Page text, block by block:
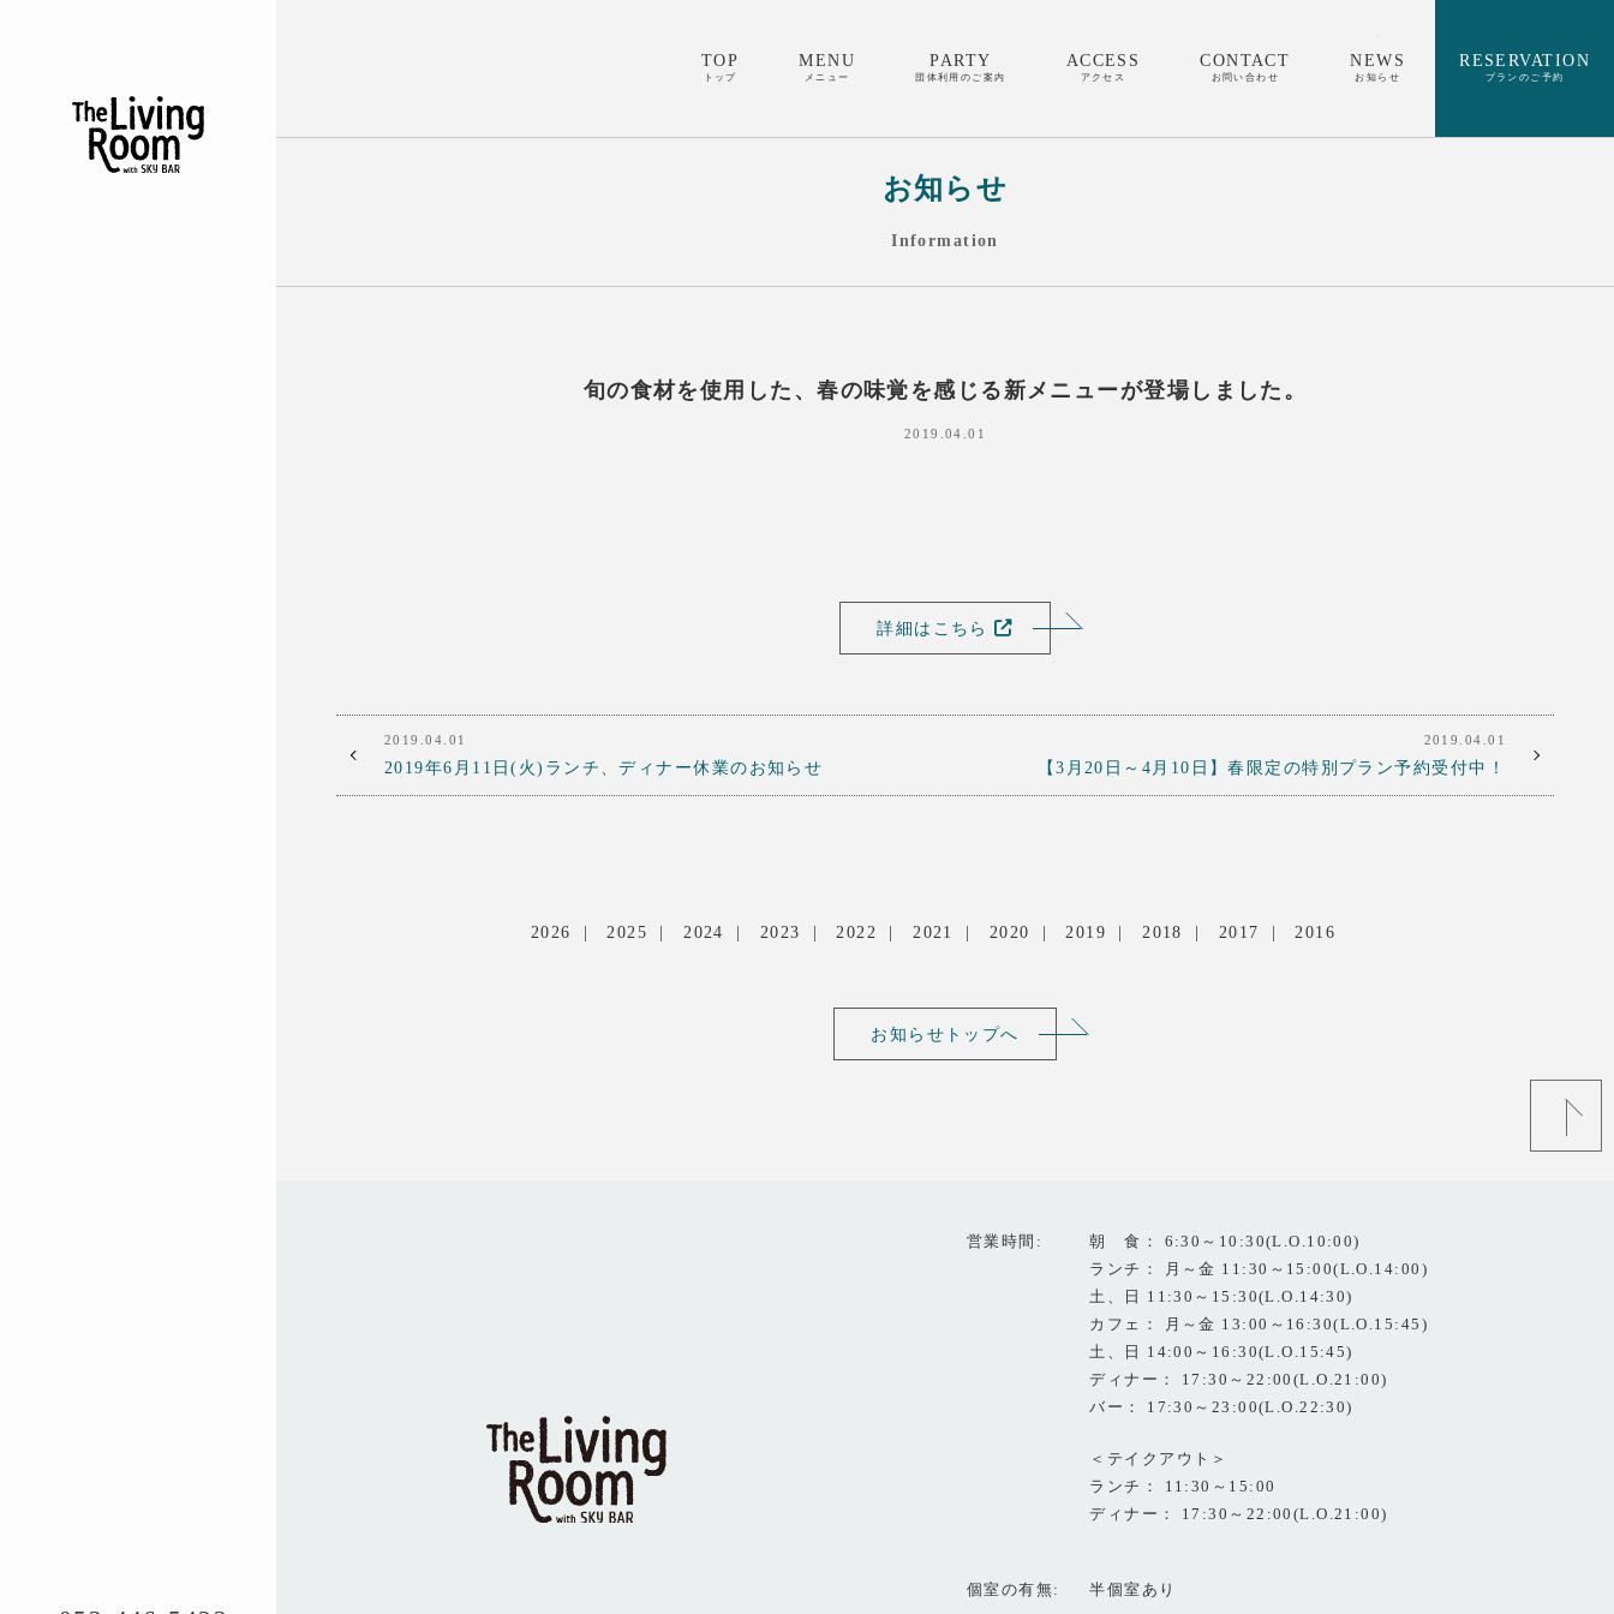
TOP
トップ
MENU
メニュー
PARTY
団体利用のご案内
ACCESS
アクセス
CONTACT
お問い合わせ
NEWS
お知らせ
RESERVATION
プランのご予約
お知らせ
Information
旬の食材を使用した、春の味覚を感じる新メニューが登場しました。
2019.04.01
詳細はこちら
2019.04.01
2019年6月11日(火)ランチ、ディナー休業のお知らせ
2019.04.01
【3月20日～4月10日】春限定の特別プラン予約受付中！
2026 2025 2024 2023 2022 2021 2020 2019 2018 2017 2016
お知らせトップへ
営業時間
朝 食： 6:30～10:30(L.O.10:00)
ランチ： 月～金 11:30～15:00(L.O.14:00)
土、日 11:30～15:30(L.O.14:30)
カフェ： 月～金 13:00～16:30(L.O.15:45)
土、日 14:00～16:30(L.O.15:45)
ディナー： 17:30～22:00(L.O.21:00)
バー： 17:30～23:00(L.O.22:30)
＜テイクアウト＞
ランチ： 11:30～15:00
ディナー： 17:30～22:00(L.O.21:00)
個室の有無 半個室あり